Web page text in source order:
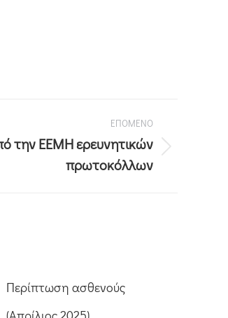
ΕΠΟΜΕΝΟ
την ΕΕΜΗ ερευνητικών
πρωτοκόλλων
Περίπτωση ασθενούς